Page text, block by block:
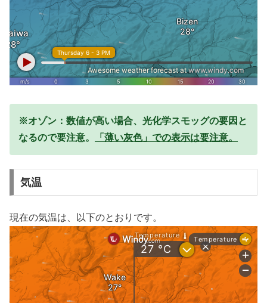
※オゾン：数値が高い場合、光化学スモッグの要因と
なるので要注意。
「薄い灰色」での表示は要注意。
気温
現在の気温は、以下のとおりです。